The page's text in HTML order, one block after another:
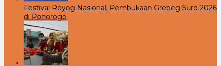
Festival Reyog Nasional, Pembukaan Grebeg Suro 2026
di Ponorogo